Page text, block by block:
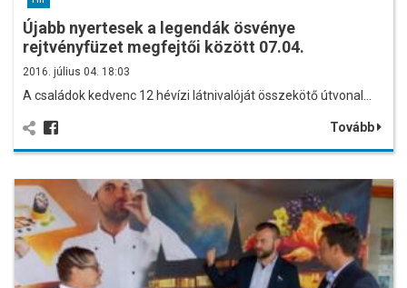
Újabb nyertesek a legendák ösvénye
rejtvényfüzet megfejtői között 07.04.
2016. július 04. 18:03
A családok kedvenc 12 hévízi látnivalóját összekötő útvonal…
Tovább